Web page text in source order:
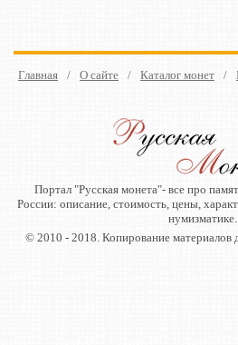
Главная / О сайте / Каталог монет /
Портал "Русская монета"- все про
России: описание, стоимость, цены,
нумизматике.
© 2010 - 2018. Копирование материалов